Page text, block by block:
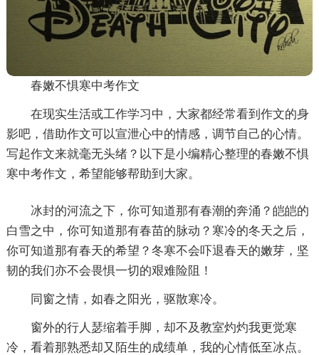
春嫩不惧寒中考作文
在现实生活或工作学习中，大家都经常看到作文的身
影吧，借助作文可以宣泄心中的情感，调节自己的心情。
写起作文来就毫无头绪？以下是小编精心整理的春嫩不惧
寒中考作文，希望能够帮助到大家。
冰封的河流之下，你可知道那有春潮的奔涌？皑皑的
白雪之中，你可知道那有春苗的脉动？寒冷的冬天之后，
你可知道那有春天的希望？冬寒不会吓退春天的嫩芽，坚
韧的我们亦不会畏惧一切的艰难险阻！
同窗之情，如春之阳光，驱散寒冷。
窗外的行人瑟缩着手脚，却不及教室灼灼我更觉寒
冷，看着那熟悉却又陌生的成绩单，我的心情低至冰点。